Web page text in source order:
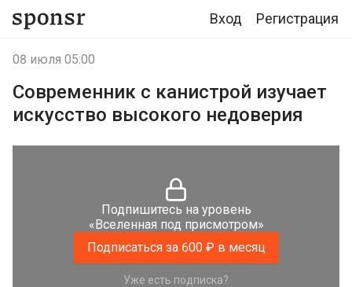
Вход Регистрация
08 июля 05:00
Современник с канистрой изучает
искусство высокого недоверия
Подпишитесь на уровень
«Вселенная под присмотром»
Подписаться за 600 ₽ в месяц
Уже есть подписка?